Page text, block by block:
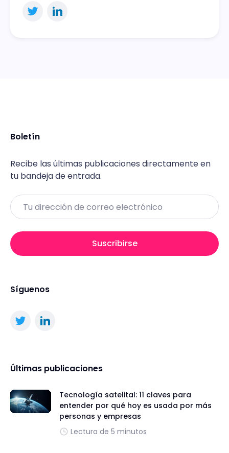
Boletín
Recibe las últimas publicaciones directamente en
tu bandeja de entrada.
Email
Suscribirse
Síguenos
Últimas publicaciones
Tecnología satelital: 11 claves para
entender por qué hoy es usada por más
personas y empresas
Lectura de 5 minutos